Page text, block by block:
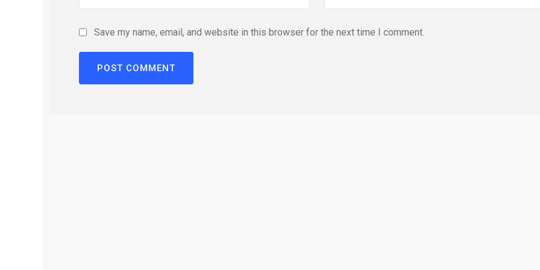
Save my name, email, and website in this browser for the next time I comment.